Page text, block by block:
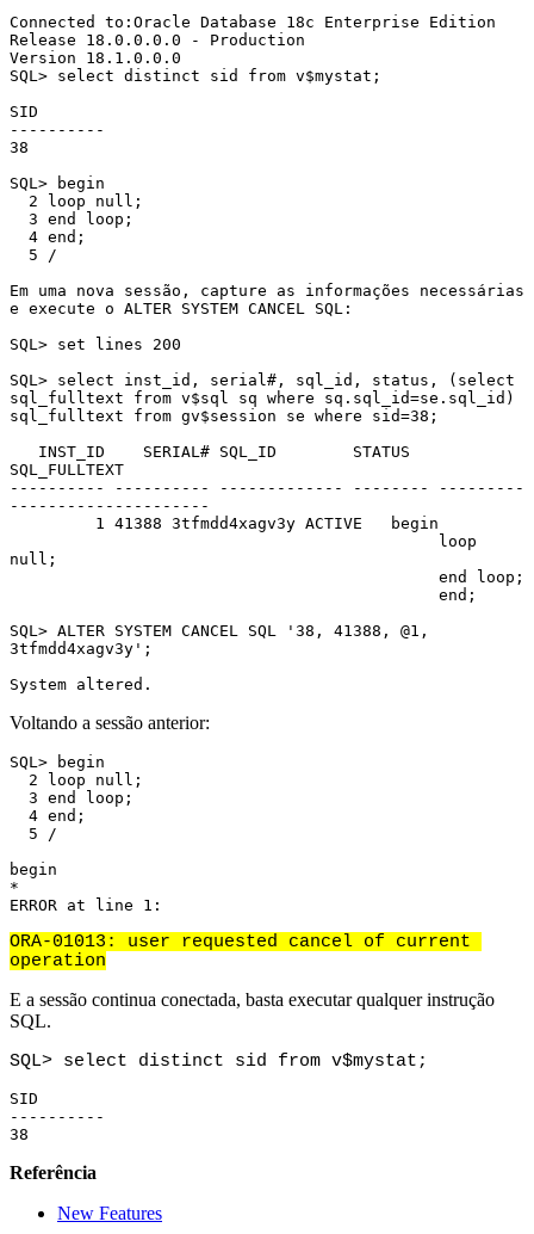
Connected to:Oracle Database 18c Enterprise Edition
Release 18.0.0.0.0 - Production
Version 18.1.0.0.0
SQL> select distinct sid from v$mystat;
SID
----------
38
SQL> begin
Em uma nova sessão, capture as informações necessárias
e execute o ALTER SYSTEM CANCEL SQL:
SQL> set lines 200
SQL> select inst_id, serial#, sql_id, status, (select
sql_fulltext from v$sql sq where sq.sql_id=se.sql_id)
sql_fulltext from gv$session se where sid=38;
SQL_FULLTEXT
---------- ---------- ------------- -------- ---------
---------------------
null;
SQL> ALTER SYSTEM CANCEL SQL '38, 41388, @1,
3tfmdd4xagv3y';
System altered.
Voltando a sessão anterior:
SQL> begin
begin
*
ERROR at line 1:
ORA-01013: user requested cancel of current
operation
E a sessão continua conectada, basta executar qualquer instrução
SQL.
SID
----------
38
Referência
New Features